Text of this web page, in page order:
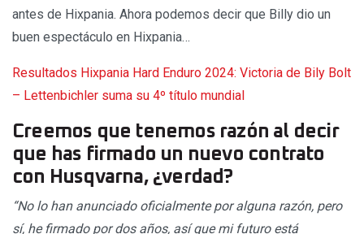
antes de Hixpania. Ahora podemos decir que Billy dio un
buen espectáculo en Hixpania…
Resultados Hixpania Hard Enduro 2024: Victoria de Bily Bolt
– Lettenbichler suma su 4º título mundial
Creemos que tenemos razón al decir
que has firmado un nuevo contrato
con Husqvarna, ¿verdad?
“No lo han anunciado oficialmente por alguna razón, pero
sí, he firmado por dos años, así que mi futuro está